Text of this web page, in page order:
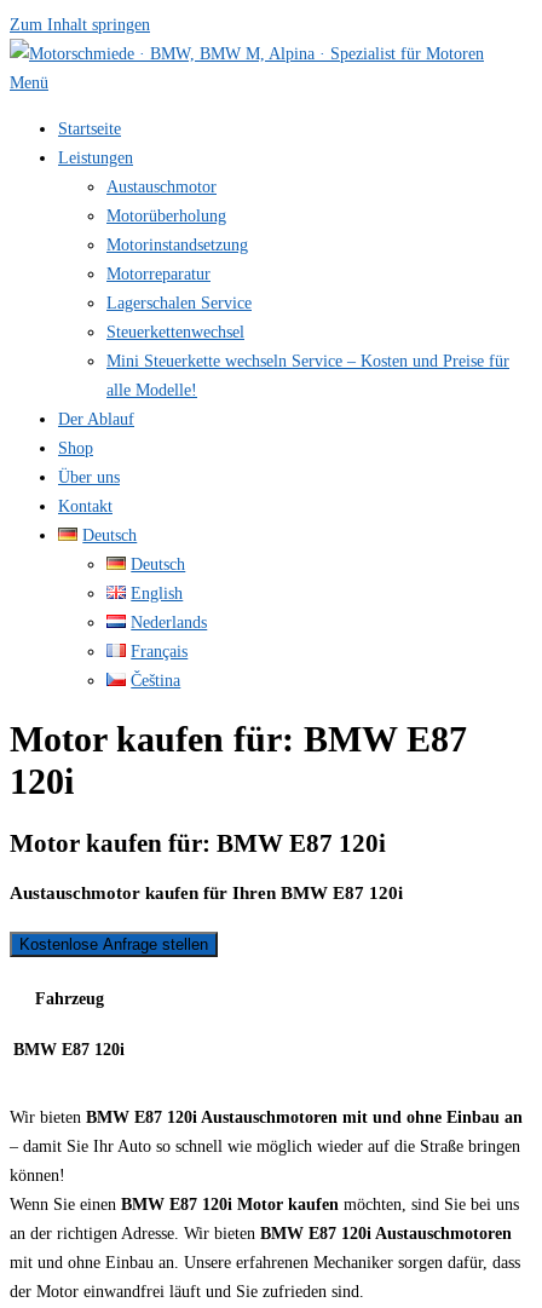
Zum Inhalt springen
Menü
Startseite
Leistungen
Austauschmotor
Motorüberholung
Motorinstandsetzung
Motorreparatur
Lagerschalen Service
Steuerkettenwechsel
Mini Steuer­kette wechseln Service – Kosten und Preise für
alle Modelle!
Der Ablauf
Shop
Über uns
Kontakt
Deutsch
Deutsch
English
Nederlands
Français
Čeština
Motor kaufen für: BMW E87
120i
Motor kaufen für: BMW E87 120i
Austauschmotor kaufen für Ihren BMW E87 120i
Kostenlose Anfrage stellen
Fahrzeug
BMW E87 120i
Wir bieten BMW E87 120i Austauschmotoren mit und ohne Einbau an
– damit Sie Ihr Auto so schnell wie möglich wieder auf die Straße bringen
können!
Wenn Sie einen BMW E87 120i Motor kaufen möchten, sind Sie bei uns
an der richtigen Adresse. Wir bieten BMW E87 120i Austauschmotoren
mit und ohne Einbau an. Unsere erfahrenen Mechaniker sorgen dafür, dass
der Motor einwandfrei läuft und Sie zufrieden sind.